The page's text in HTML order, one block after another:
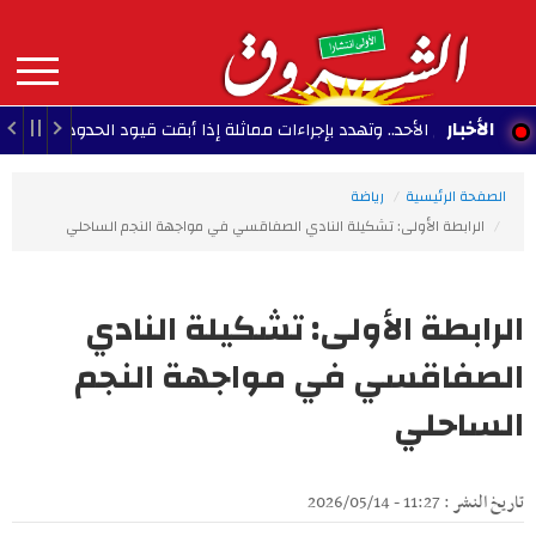
contenu
principal
MAIN
NAVIGATION الأخبار
الأحد.. وتهدد بإجراءات مماثلة إذا أبقت قيود الحدود 15:19 - 2026/08/07
الصفحة الرئيسية
رياضة
الرابطة الأولى: تشكيلة النادي الصفاقسي في مواجهة النجم الساحلي
الرابطة الأولى: تشكيلة النادي
الصفاقسي في مواجهة النجم
الساحلي
تاريخ النشر : 11:27 - 2026/05/14